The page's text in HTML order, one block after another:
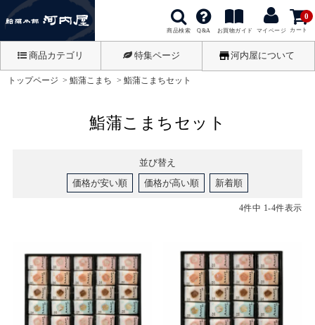
商品検索 Q&A お買物ガイド マイページ カート
0
商品カテゴリ 特集ページ 河内屋について
トップページ 鮨蒲こまち 鮨蒲こまちセット
鮨蒲こまちセット
並び替え
価格が安い順
価格が高い順 新着順
4件中 1-4件表示